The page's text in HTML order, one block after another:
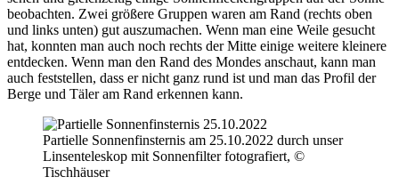
beobachten. Zwei größere Gruppen waren am Rand (rechts oben
und links unten) gut auszumachen. Wenn man eine Weile gesucht
hat, konnten man auch noch rechts der Mitte einige weitere kleinere
entdecken. Wenn man den Rand des Mondes anschaut, kann man
auch feststellen, dass er nicht ganz rund ist und man das Profil der
Berge und Täler am Rand erkennen kann.
Partielle Sonnenfinsternis am 25.10.2022 durch unser
Linsenteleskop mit Sonnenfilter fotografiert, ©
Tischhäuser